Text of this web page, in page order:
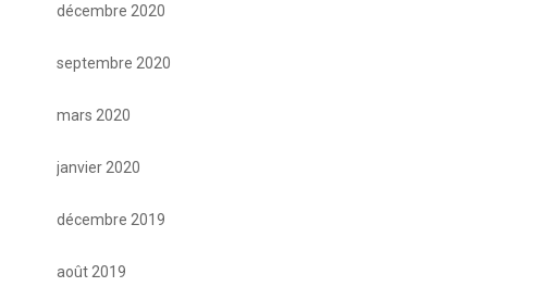
décembre 2020
septembre 2020
mars 2020
janvier 2020
décembre 2019
août 2019